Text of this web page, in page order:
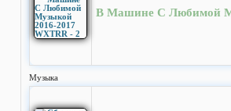
В Машине С Любимой
Музыка